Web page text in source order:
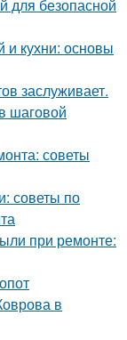
для безопасной
и кухни: основы
заслуживает.
шаговой
советы
советы по
при ремонте:
в